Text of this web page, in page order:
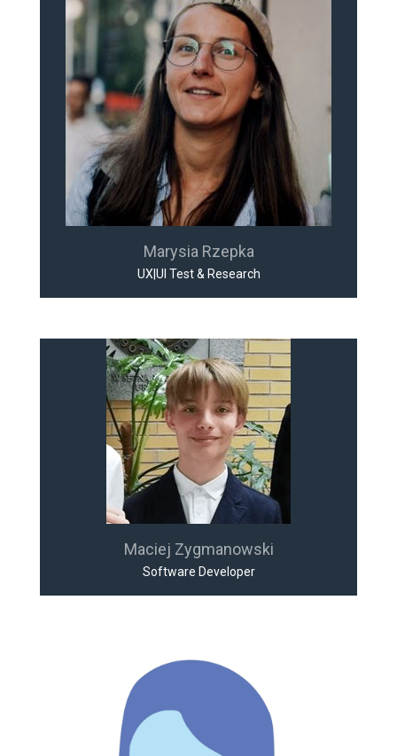
Marysia Rzepka
UX|UI Test & Research
Maciej Zygmanowski
Software Developer